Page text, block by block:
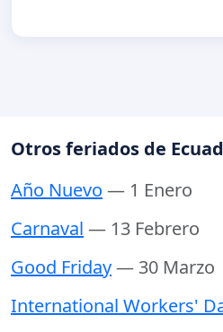
Otros feriados de
Año Nuevo — 1 Enero
Carnaval — 13 Febrero
Good Friday— 30 Marzo
International Workers'